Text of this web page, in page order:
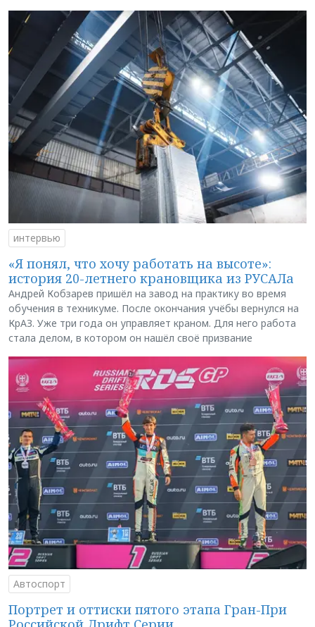
интервью
«Я понял, что хочу работать на высоте»:
история 20-летнего крановщика из РУСАЛа
Андрей Кобзарев пришёл на завод на практику во время
обучения в техникуме. После окончания учёбы вернулся на
КрАЗ. Уже три года он управляет краном. Для него работа
стала делом, в котором он нашёл своё призвание
Автоспорт
Портрет и оттиски пятого этапа Гран-При